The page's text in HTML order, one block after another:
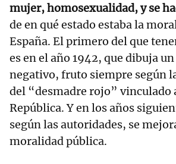
mujer, homosexualidad, y se
de en qué estado estaba la
España. El primero del que
es en el año 1942, que dibuja
negativo, fruto siempre según
del “desmadre rojo” vinculado
República. Y en los años
según las autoridades, se
moralidad pública.